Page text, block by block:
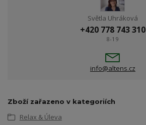
Světla Uhráková
+420 778 743 310
8-19
info@altens.cz
Zboží zařazeno v kategoriích
Relax & Úleva